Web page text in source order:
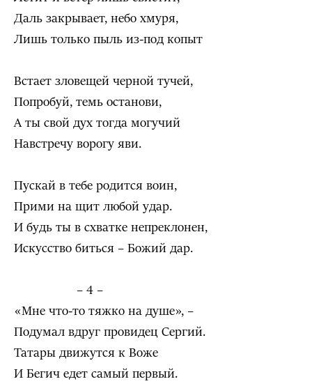
Даль закрывает, небо хмуря,
Лишь только пыль из-под копыт
Встает зловещей черной тучей,
Попробуй, темь останови,
А ты свой дух тогда могучий
Навстречу ворогу яви.
Пускай в тебе родится воин,
Прими на щит любой удар.
И будь ты в схватке непреклонен,
Искусство биться – Божий дар.
– 4 –
«Мне что-то тяжко на душе», –
Подумал вдруг провидец Сергий.
Татары движутся к Воже
И Бегич едет самый первый.